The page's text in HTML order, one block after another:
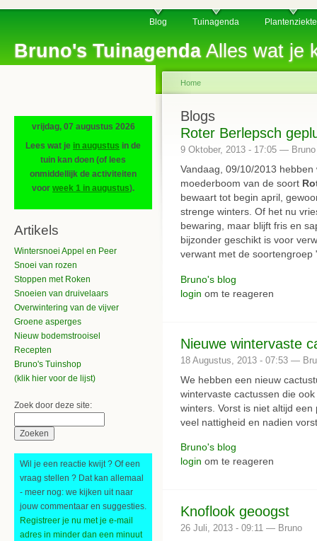
Bruno's TuinagendaAlles wat je
Blog Tuinagenda
vrijdag, 07 augustus 2026
Lees wat je in augustus in de
tuin kan doen (of lees
onmiddellijk de activiteiten
voor week 1 in augustus).
Artikels
Wintersnoei Appel en Peer
Snoei van rozen
Stoppen met Roken
Snoeien van druivelaars
Overwintering van de vijver
Groene asperges
Nieuw bodemstrooisel
Recepten
Bruno's Tuinshop
(klik hier voor de lijst)
Zoek door deze site:
Wil je een reactie kwijt ? Of een
vraag stellen ? Dat kan allemaal
- meer nog: we kijken uit naar
jouw commentaar en suggesties.
Registreer je nu met je e-mail
adres in minder dan een minuut
Home
Blogs
Roter Berlepsch
9 Oktober, 2013 - 17:05 — Bruno
Vandaag, 09/10/2013
moederboom van de soort
bewaart tot begin april,
strenge winters. Of het nu
bewaring, maar blijft fris en
bijzonder geschikt is voor
verwant met de
Bruno's blog
login om te reageren
Nieuwe wintervaste
18 Augustus, 2013 - 07:53 —
We hebben een nieuw
wintervaste cactussen die
winters. Vorst is niet altijd
veel nattigheid en nadien
Bruno's blog
login om te reageren
Knoflook geoogst
26 Juli, 2013 - 09:11 — Bruno